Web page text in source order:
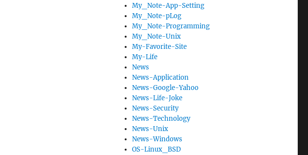
My_Note-App-Setting
My_Note-pLog
My_Note-Programming
My_Note-Unix
My-Favorite-Site
My-Life
News
News-Application
News-Google-Yahoo
News-Life-Joke
News-Security
News-Technology
News-Unix
News-Windows
OS-Linux_BSD